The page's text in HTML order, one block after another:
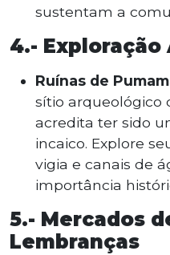
sustentam a
4.-
Ruínas de
sítio arqueológico
acredita ter sido
incaico. Explore
vigia e canais de
importância
5.- Mercados
Lembranças